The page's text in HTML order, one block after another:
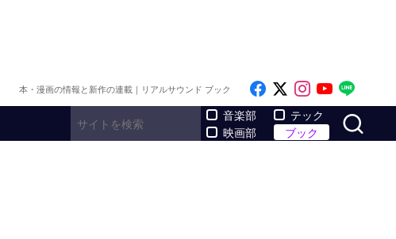
本・漫画の情報と新作の連載｜リアルサウンド ブック Like on Facebook
Follow on x
Follow on
Follow
音楽部
映画部
テック
ブック